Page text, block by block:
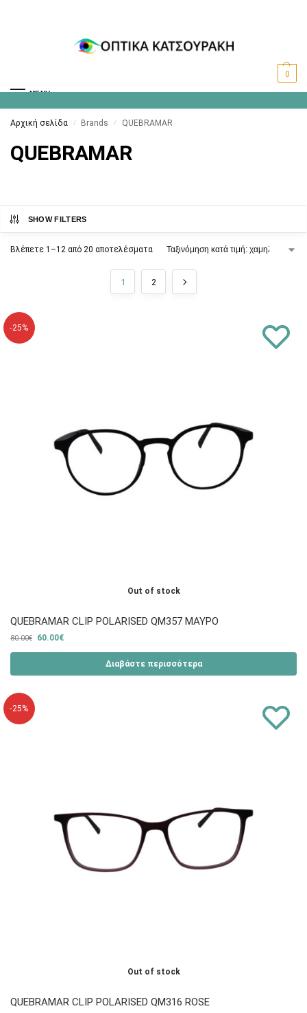
MENU
0
Αρχική σελίδα / Brands / QUEBRAMAR
QUEBRAMAR
SHOW FILTERS
Βλέπετε 1–12 από 20 αποτελέσματα
1 2
-25%
Out of stock
QUEBRAMAR CLIP POLARISED QM357 ΜΑΥΡΟ
80.00€ 60.00€
Διαβάστε περισσότερα
-25%
Out of stock
QUEBRAMAR CLIP POLARISED QM316 ROSE